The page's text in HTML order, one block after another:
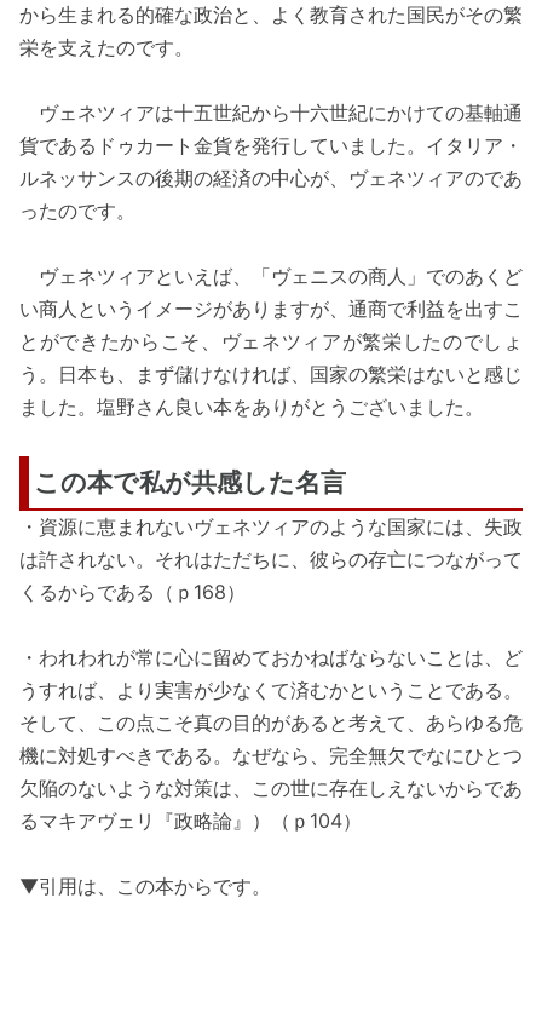
から生まれる的確な政治と、よく教育された国民がその繁
栄を支えたのです。
ヴェネツィアは十五世紀から十六世紀にかけての基軸通
貨であるドゥカート金貨を発行していました。イタリア・
ルネッサンスの後期の経済の中心が、ヴェネツィアのであ
ったのです。
ヴェネツィアといえば、「ヴェニスの商人」でのあくど
い商人というイメージがありますが、通商で利益を出すこ
とができたからこそ、ヴェネツィアが繁栄したのでしょ
う。日本も、まず儲けなければ、国家の繁栄はないと感じ
ました。塩野さん良い本をありがとうございました。
この本で私が共感した名言
・資源に恵まれないヴェネツィアのような国家には、失政
は許されない。それはただちに、彼らの存亡につながって
くるからである（ｐ168）
・われわれが常に心に留めておかねばならないことは、ど
うすれば、より実害が少なくて済むかということである。
そして、この点こそ真の目的があると考えて、あらゆる危
機に対処すべきである。なぜなら、完全無欠でなにひとつ
欠陥のないような対策は、この世に存在しえないからであ
るマキアヴェリ『政略論』）（ｐ104）
▼引用は、この本からです。